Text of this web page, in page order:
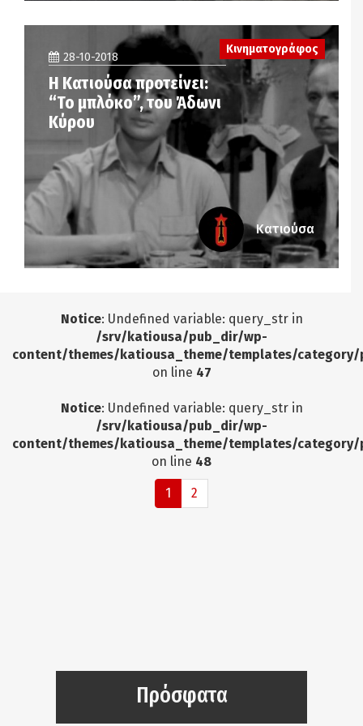
28-10-2018
Η Κατιούσα προτείνει:
“Το μπλόκο”, του Άδωνι
Κύρου
Κινηματογράφος
Κατιούσα
Notice: Undefined variable: query_str in
/srv/katiousa/pub_dir/wp-
content/themes/katiousa_theme/templates/
on line 47
Notice: Undefined variable: query_str in
/srv/katiousa/pub_dir/wp-
content/themes/katiousa_theme/templates/
on line 48
1 2
Πρόσφατα